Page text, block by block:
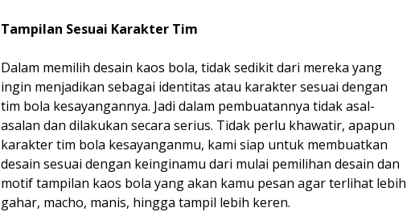
Tampilan Sesuai Karakter Tim
Dalam memilih desain kaos bola, tidak sedikit dari mereka yang
ingin menjadikan sebagai identitas atau karakter sesuai dengan
tim bola kesayangannya. Jadi dalam pembuatannya tidak asal-
asalan dan dilakukan secara serius. Tidak perlu khawatir, apapun
karakter tim bola kesayanganmu, kami siap untuk membuatkan
desain sesuai dengan keinginamu dari mulai pemilihan desain dan
motif tampilan kaos bola yang akan kamu pesan agar terlihat lebih
gahar, macho, manis, hingga tampil lebih keren.